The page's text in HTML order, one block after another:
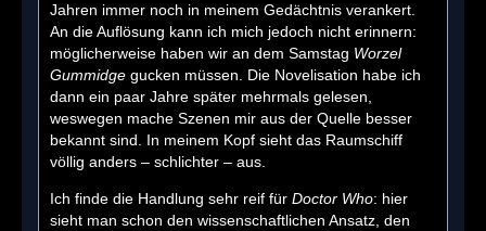
Jahren immer noch in meinem Gedächtnis verankert.
An die Auflösung kann ich mich jedoch nicht erinnern:
möglicherweise haben wir an dem Samstag Worzel
Gummidge gucken müssen. Die Novelisation habe ich
dann ein paar Jahre später mehrmals gelesen,
weswegen mache Szenen mir aus der Quelle besser
bekannt sind. In meinem Kopf sieht das Raumschiff
völlig anders – schlichter – aus.
Ich finde die Handlung sehr reif für Doctor Who: hier
sieht man schon den wissenschaftlichen Ansatz, den